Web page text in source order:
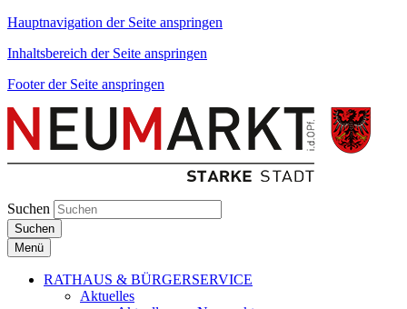
Hauptnavigation der Seite anspringen
Inhaltsbereich der Seite anspringen
Footer der Seite anspringen
Suchen
Suchen
Menü
RATHAUS & BÜRGERSERVICE
Aktuelles